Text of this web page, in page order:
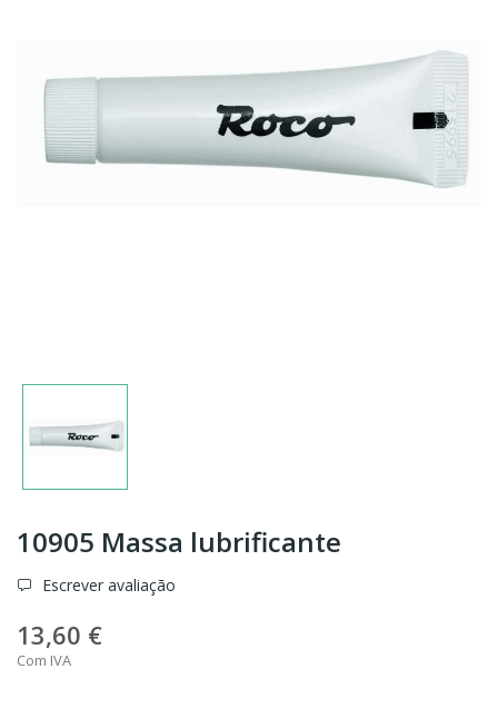
10905 Massa lubrificante
Escrever avaliação
13,60 €
Com IVA